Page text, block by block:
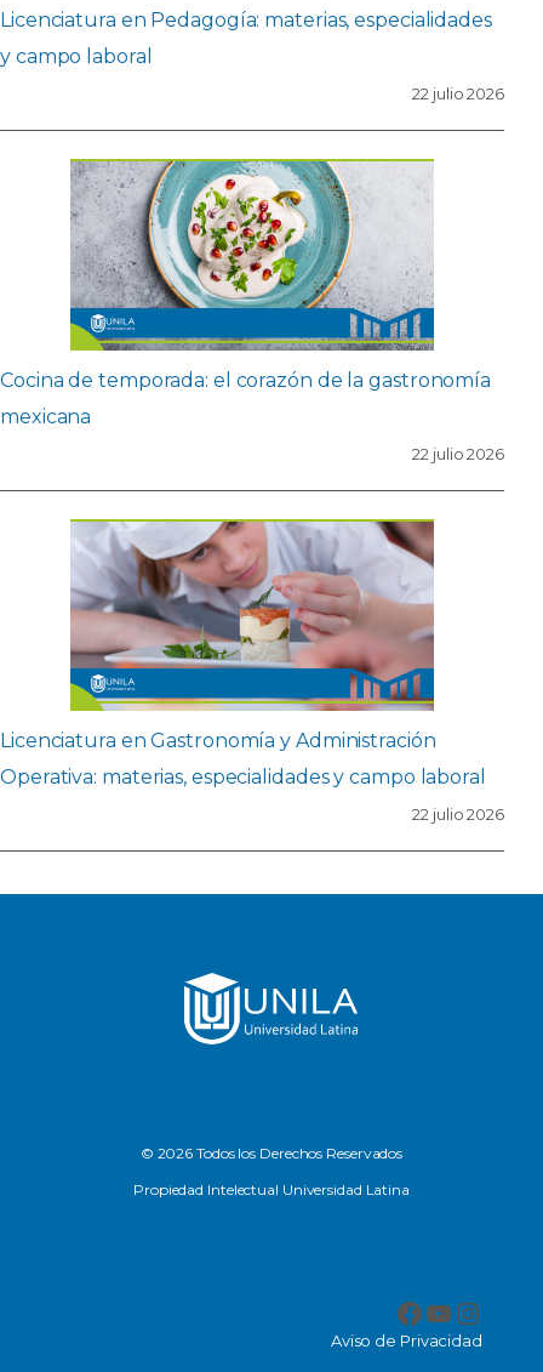
Licenciatura en Pedagogía: materias, especialidades
y campo laboral
22 julio 2026
Cocina de temporada: el corazón de la gastronomía
mexicana
22 julio 2026
Licenciatura en Gastronomía y Administración
Operativa: materias, especialidades y campo laboral
22 julio 2026
© 2026 Todos los Derechos Reservados
Propiedad Intelectual Universidad Latina
Facebook
Aviso de Privacidad